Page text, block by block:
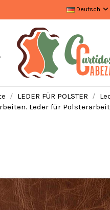
Deutsch
LEDER FÜR POLSTER
Leder für